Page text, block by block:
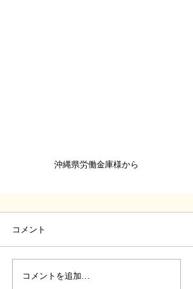
沖縄県労働金庫様から
コメント
コメントを追加…